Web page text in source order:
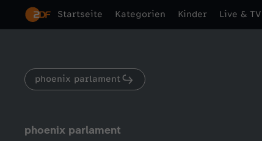
Startseite Kategorien Kinder Live & TV
phoenix parlament
phoenix parlament